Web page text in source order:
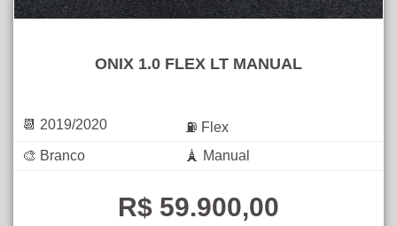
ONIX 1.0 FLEX LT MANUAL
📆 2019/2020
⛽ Flex
🎨 Branco
🗼 Manual
R$ 59.900,00